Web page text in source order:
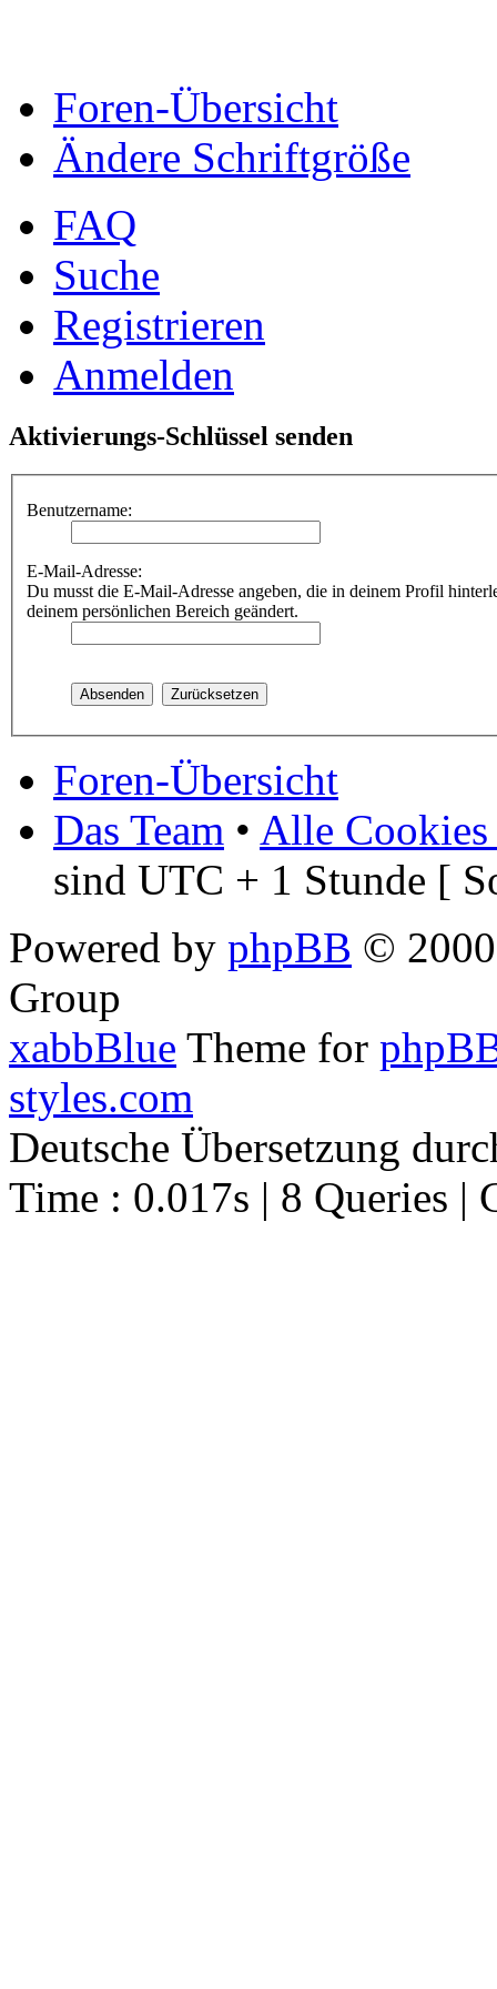
Foren-Übersicht
Ändere Schriftgröße
FAQ
Suche
Registrieren
Anmelden
Aktivierungs-Schlüssel senden
Benutzername:
E-Mail-Adresse:
Du musst die E-Mail-Adresse angeben, die in deinem Profil
deinem persönlichen Bereich geändert.
Foren-Übersicht
Das Team • Alle Cookies
sind UTC + 1 Stunde [
Powered by phpBB ©
Group
xabbBlue Theme for
styles.com
Deutsche Übersetzung
Time : 0.017s | 8 Queries |